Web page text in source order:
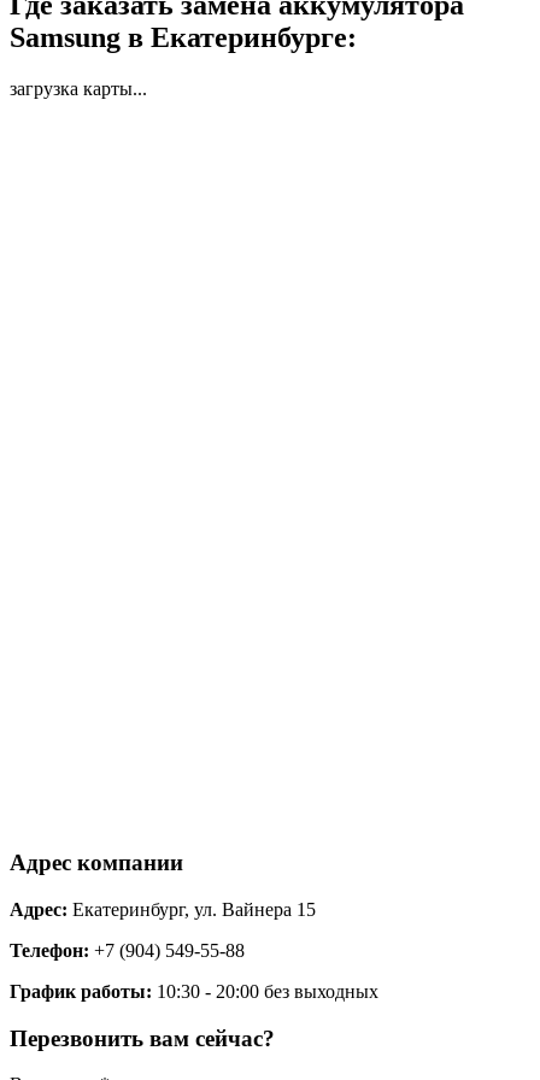
Samsung в Екатеринбурге:
загрузка карты...
Адрес компании
Адрес: Екатеринбург, ул. Вайнера 15
Телефон: +7 (904) 549-55-88
График работы: 10:30 - 20:00 без выходных
Перезвонить вам сейчас?